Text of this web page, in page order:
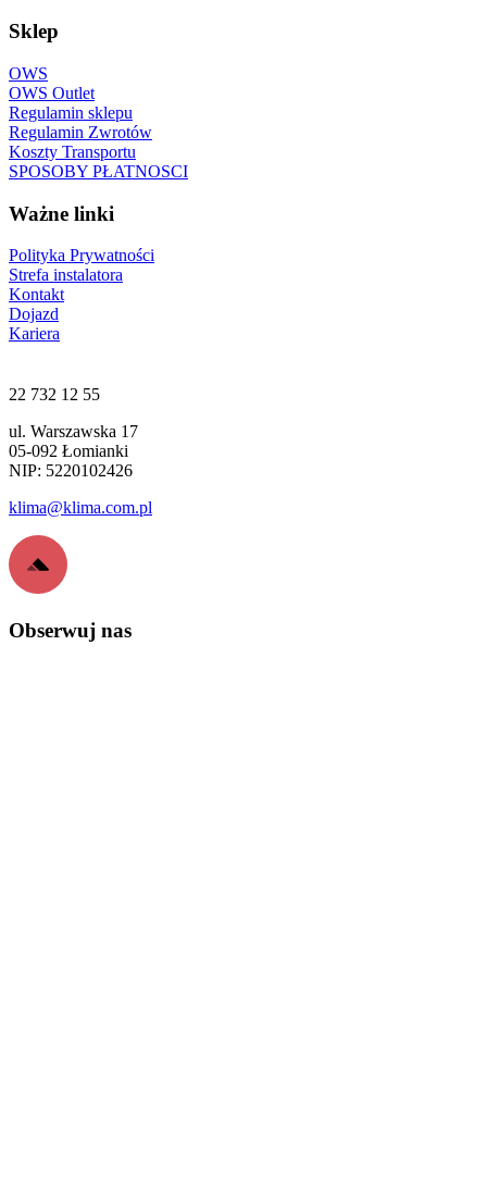
Sklep
OWS
OWS Outlet
Regulamin sklepu
Regulamin Zwrotów
Koszty Transportu
SPOSOBY PŁATNOSCI
Ważne linki
Polityka Prywatności
Strefa instalatora
Kontakt
Dojazd
Kariera
22 732 12 55
ul. Warszawska 17
05-092 Łomianki
NIP: 5220102426
klima@klima.com.pl
Obserwuj nas